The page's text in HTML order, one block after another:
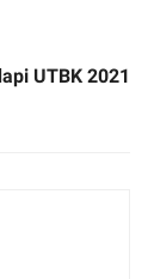
UTBK 2021